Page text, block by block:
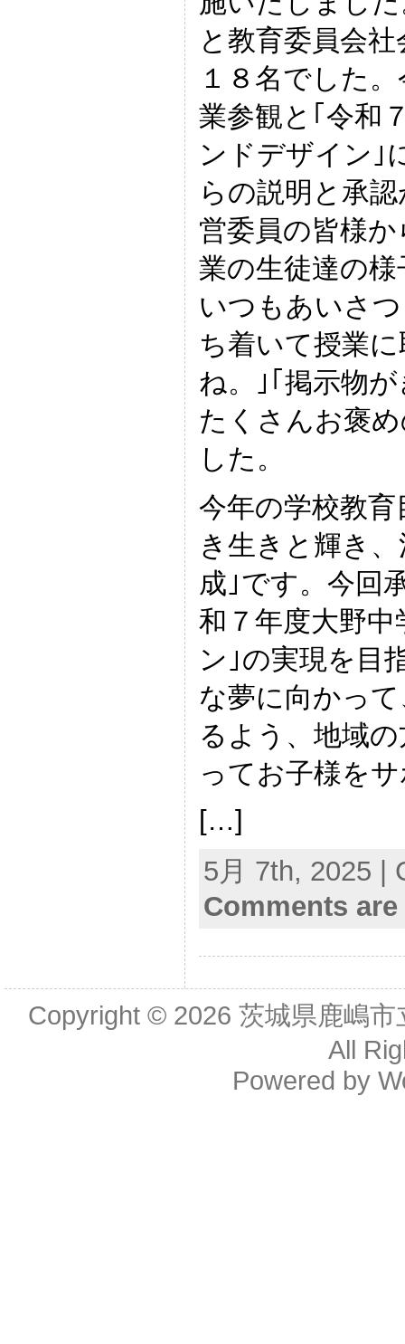
と教育委員会
１８名でした
業参観と｢令和
ンドデザイン｣
らの説明と承
営委員の皆様
業の生徒達の
いつもあいさ
ち着いて授業
ね。｣｢掲示物
たくさんお褒
した。
今年の学校教
き生きと輝き
成｣です。今回
和７年度大野
ン｣の実現を目
な夢に向かっ
るよう、地域
ってお子様を
[…]
5月 7th, 2025 |
Comments
Copyright © 2026 茨城県鹿嶋市
All
Powered by